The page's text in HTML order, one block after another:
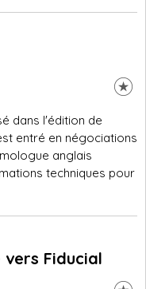
dans l'édition de
entré en négociations
anglais
techniques pour
Fiducial